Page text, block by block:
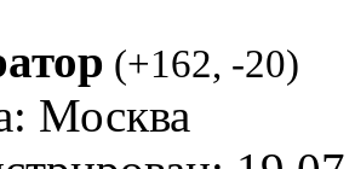
(+162, -20)
Москва